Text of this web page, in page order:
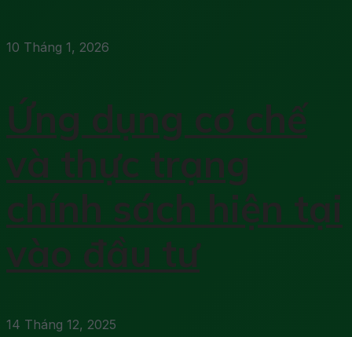
10 Tháng 1, 2026
Ứng dụng cơ chế
và thực trạng
chính sách hiện tại
vào đầu tư
14 Tháng 12, 2025